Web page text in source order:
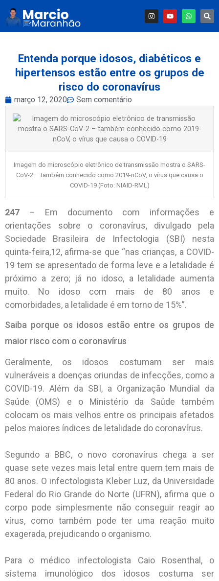
Entenda porque idosos, diabéticos e
hipertensos estão entre os grupos de
risco do coronavírus
março 12, 2020 Sem comentário
Imagem do microscópio eletrônico de transmissão mostra o SARS-
CoV-2 – também conhecido como 2019-nCoV, o vírus que causa o
COVID-19 (Foto: NIAID-RML)
247 – Em documento com informações e
orientações sobre o coronavírus, divulgado pela
Sociedade Brasileira de Infectologia (SBI) nesta
quinta-feira,12, afirma-se que “nas crianças, a COVID-
19 tem se apresentado de forma leve e a letalidade é
próximo a zero; já no idoso, a letalidade aumenta
muito. No idoso com mais de 80 anos e
comorbidades, a letalidade é em torno de 15%”.
Saiba porque os idosos estão entre os grupos de
maior risco com o coronavírus
Geralmente, os idosos costumam ser mais
vulneráveis a doenças oriundas de infecções, como a
COVID-19. Além da SBI, a Organização Mundial da
Saúde (OMS) e o Ministério da Saúde também
colocam os mais velhos entre os principais afetados
pelos maiores índices de letalidade do coronavírus.
Segundo a BBC, o novo coronavírus chega a ser
quase sete vezes mais letal entre quem tem mais de
80 anos. O infectologista Kleber Luz, da Universidade
Federal do Rio Grande do Norte (UFRN), afirma que o
corpo pode simplesmente não conseguir reagir ao
vírus, como também pode ter uma reação muito
exagerada, prejudicando o organismo.
Para o médico infectologista Caio Rosenthal, o
sistema imunológico dos idosos costuma ser